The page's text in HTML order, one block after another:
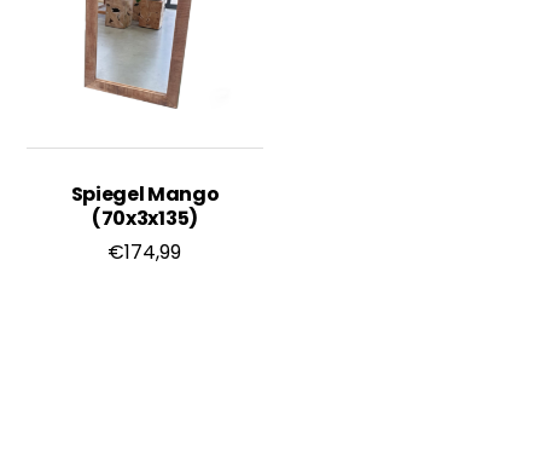
Spiegel Mango
(70x3x135)
€174,99